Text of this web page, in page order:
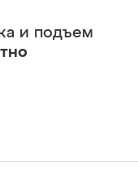
и подъем